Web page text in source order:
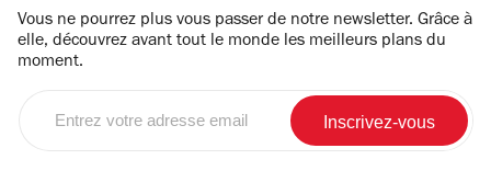
Vous ne pourrez plus vous passer de notre newsletter. Grâce à
elle, découvrez avant tout le monde les meilleurs plans du
moment.